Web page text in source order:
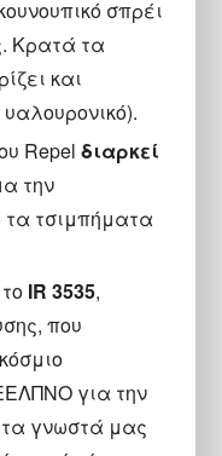
σπρέι
Κρατά τα
και
Repelδιαρκεί
την
τσιμπήματα
IR 3535,
που
για την
γνωστά μας